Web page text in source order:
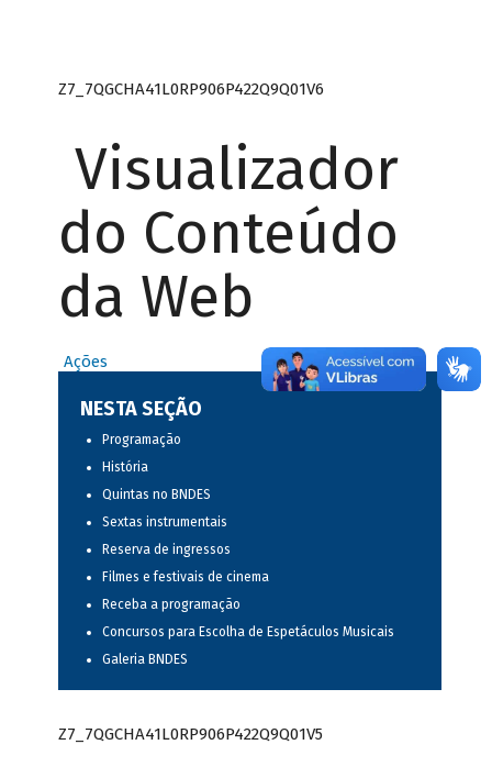
Z7_7QGCHA41L0RP906P422Q9Q01V6
Visualizador
do Conteúdo
da Web
Ações
NESTA SEÇÃO
Programação
História
Quintas no BNDES
Sextas instrumentais
Reserva de ingressos
Filmes e festivais de cinema
Receba a programação
Concursos para Escolha de Espetáculos Musicais
Galeria BNDES
Z7_7QGCHA41L0RP906P422Q9Q01V5